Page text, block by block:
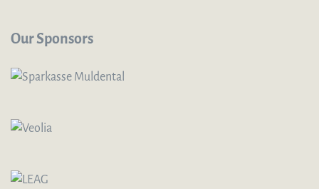
Our Sponsors